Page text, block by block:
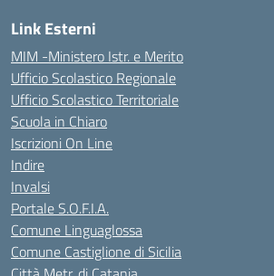
Link Esterni
MIM -Ministero Istr. e Merito
Ufficio Scolastico Regionale
Ufficio Scolastico Territoriale
Scuola in Chiaro
Iscrizioni On Line
Indire
Invalsi
Portale S.O.F.I.A.
Comune Linguaglossa
Comune Castiglione di Sicilia